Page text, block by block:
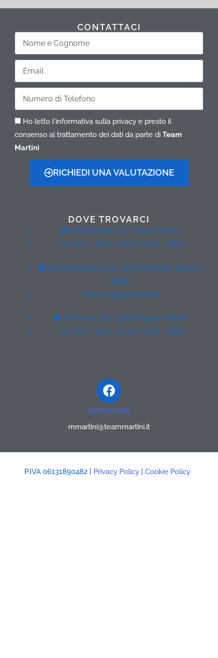
CONTATTACI
e
Cognome
Ho letto l'informativa sulla privacy e presto il
consenso al trattamento dei dati da parte di Team
Martini
RICHIEDI UNA VALUTAZIONE
DOVE TROVARCI
Viale Europa, 101 - 50121 Firenze
Lun. Ven. - 9:30 - 12:30 / 15:00 - 18:30
Via Chiantigiana, 172 - 50126 Grassina, Bagno a
Ripoli
Solo su appuntamento
Via Roma, 130 - 50126 Bagno a Ripoli
Lun. Ven. - 9:30 - 12:30 / 15:00 - 18:30
Facebook
3927924491
mmartini@teammartini.it
P.IVA 06131890482 | Privacy Policy| Cookie Policy